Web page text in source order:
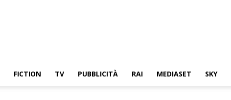
FICTION TV PUBBLICITÀ RAI MEDIASET SKY